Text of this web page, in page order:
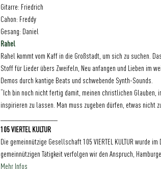
Gitarre: Friedrich
Cahon: Freddy
Gesang: Daniel
Rahel
Rahel kommt vom Kaff in die Großstadt, um sich zu suchen.
Stoff für Lieder übers Zweifeln, Neu anfangen und Lieben im
Demos durch kantige Beats und schwebende Synth-Sounds.
“Ich bin noch nicht fertig damit, meinen christlichen Glauben,
inspirieren zu lassen. Man muss zugeben dürfen, etwas nicht
105 VIERTEL KULTUR
Die gemeinnützige Gesellschaft 105 VIERTEL KULTUR wurde
gemeinnützigen Tätigkeit verfolgen wir den Anspruch,
Mehr Infos